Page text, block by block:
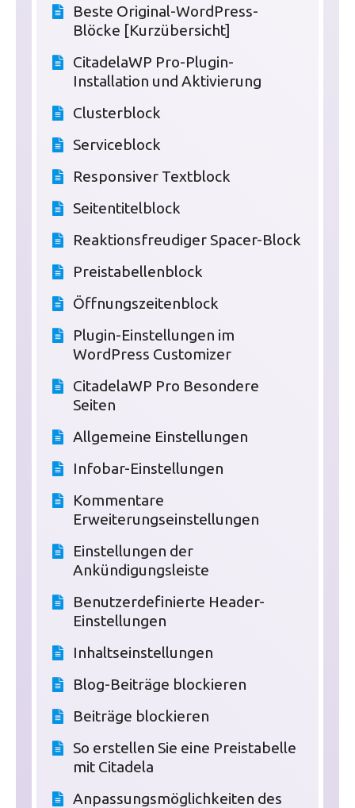
Beste Original-WordPress-
Blöcke [Kurzübersicht]
CitadelaWP Pro-Plugin-
Installation und Aktivierung
Clusterblock
Serviceblock
Responsiver Textblock
Seitentitelblock
Reaktionsfreudiger Spacer-Block
Preistabellenblock
Öffnungszeitenblock
Plugin-Einstellungen im
WordPress Customizer
CitadelaWP Pro Besondere
Seiten
Allgemeine Einstellungen
Infobar-Einstellungen
Kommentare
Erweiterungseinstellungen
Einstellungen der
Ankündigungsleiste
Benutzerdefinierte Header-
Einstellungen
Inhaltseinstellungen
Blog-Beiträge blockieren
Beiträge blockieren
So erstellen Sie eine Preistabelle
mit Citadela
Anpassungsmöglichkeiten des